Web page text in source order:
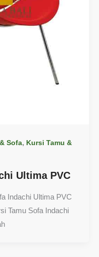
Sofa, Kursi Tamu &
Ultima PVC
Indachi Ultima PVC
Tamu Sofa Indachi